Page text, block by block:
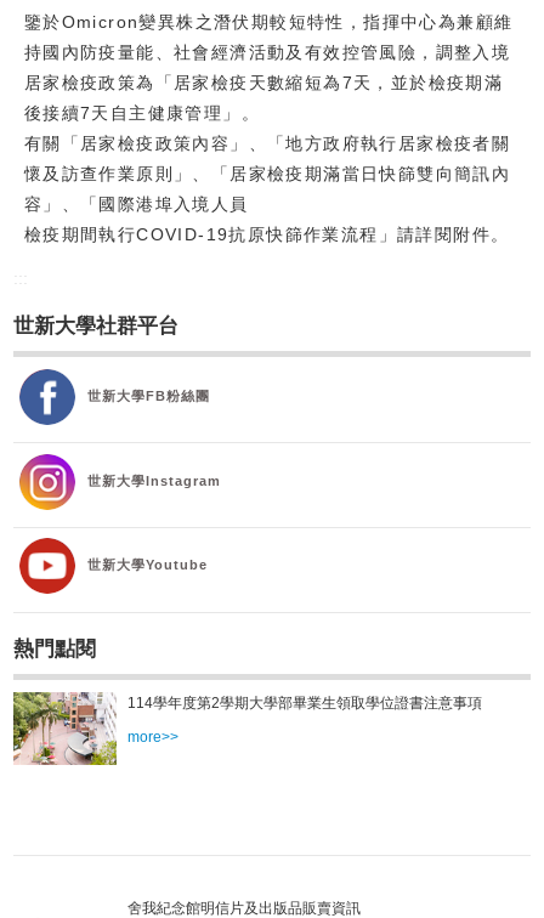
鑒於Omicron變異株之潛伏期較短特性，指揮中心為兼顧維
持國內防疫量能、社會經濟活動及有效控管風險，調整入境
居家檢疫政策為「居家檢疫天數縮短為7天，並於檢疫期滿
後接續7天自主健康管理」。
有關「居家檢疫政策內容」、「地方政府執行居家檢疫者關
懷及訪查作業原則」、「居家檢疫期滿當日快篩雙向簡訊內
容」、「國際港埠入境人員
檢疫期間執行COVID-19抗原快篩作業流程」請詳閱附件。
世新大學社群平台
世新大學FB粉絲團
世新大學Instagram
世新大學Youtube
熱門點閱
114學年度第2學期大學部畢業生領取學位證書注意事項
more>>
舍我紀念館明信片及出版品販賣資訊